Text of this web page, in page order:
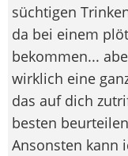
süchtigen
da bei einem
bekommen...
wirklich eine
das auf dich
besten
Ansonsten kann